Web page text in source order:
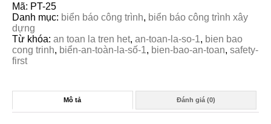
Mã: PT-25
Danh mục: biển báo công trình, biển báo công trình xây
dựng
Từ khóa: an toan la tren het, an-toan-la-so-1, bien bao
cong trinh, biển-an-toàn-la-số-1, bien-bao-an-toan, safety-
first
Mô tả Đánh giá (0)